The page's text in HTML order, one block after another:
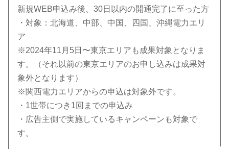
新規WEB申込み後、30日以内の開通完了に至った方
・対象：北海道、中部、中国、四国、沖縄電力エリ
ア
※2024年11月5日〜東京エリアも成果対象となりま
す。（それ以前の東京エリアのお申し込みは成果対
象外となります）
※関西電力エリアからの申込は対象外です。
・1世帯につき1回までの申込み
・広告主側で実施しているキャンペーンも対象で
す。